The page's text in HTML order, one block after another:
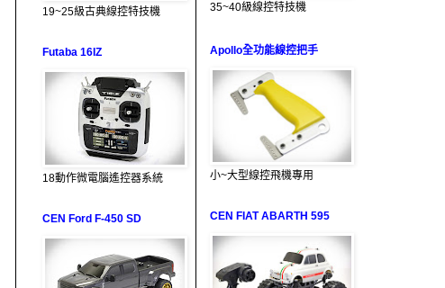
19~25級古典線控特技機
Futaba 16IZ
18動作微電腦遙控器系統
CEN Ford F-450 SD
35~40級線控特技機
Apollo全功能線控把手
小~大型線控飛機專用
CEN FIAT ABARTH 595